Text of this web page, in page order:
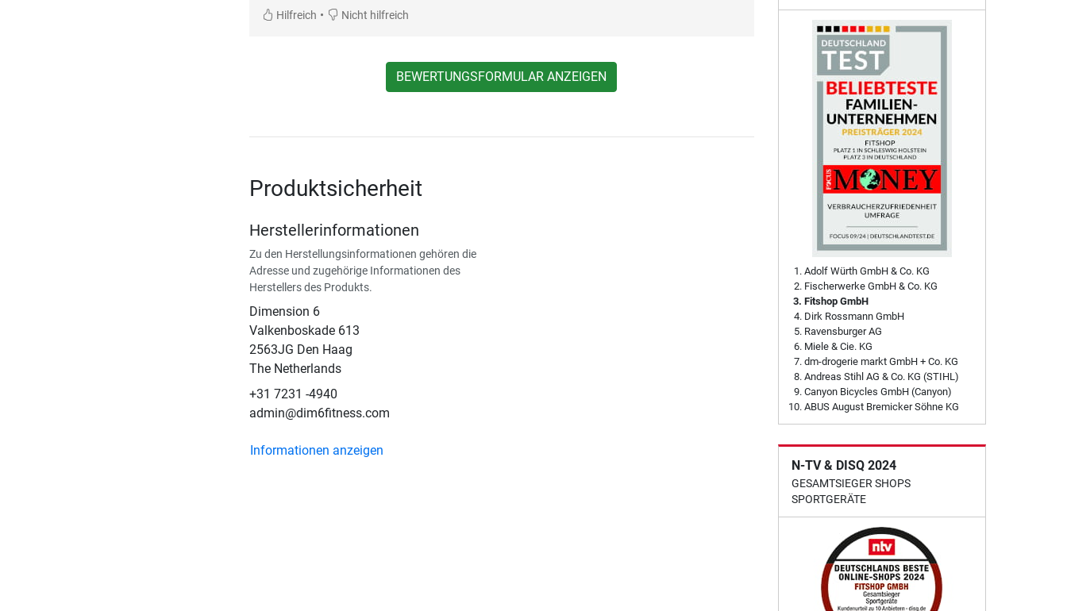
Hilfreich • Nicht hilfreich
BEWERTUNGSFORMULAR ANZEIGEN
Produktsicherheit
Herstellerinformationen
Zu den Herstellungsinformationen gehören die
Adresse und zugehörige Informationen des
Herstellers des Produkts.
Dimension 6
Valkenboskade 613
2563JG Den Haag
The Netherlands
+31 7231 -4940
admin@dim6fitness.com
Informationen anzeigen
Adolf Würth GmbH & Co. KG
Fischerwerke GmbH & Co. KG
Fitshop GmbH
Dirk Rossmann GmbH
Ravensburger AG
Miele & Cie. KG
dm-drogerie markt GmbH + Co. KG
Andreas Stihl AG & Co. KG (STIHL)
Canyon Bicycles GmbH (Canyon)
ABUS August Bremicker Söhne KG
N-TV & DISQ 2024
GESAMTSIEGER SHOPS
SPORTGERÄTE